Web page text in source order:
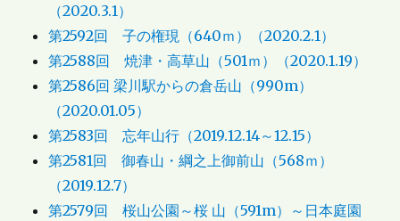
（2020.3.1）
第2592回 子の権現（640ｍ）（2020.2.1）
第2588回 焼津・高草山（501ｍ）（2020.1.19）
第2586回 梁川駅からの倉岳山（990m）
（2020.01.05）
第2583回 忘年山行（2019.12.14～12.15）
第2581回 御春山・綱之上御前山（568ｍ）
（2019.12.7）
第2579回 桜山公園～桜 山（591m）～日本庭園